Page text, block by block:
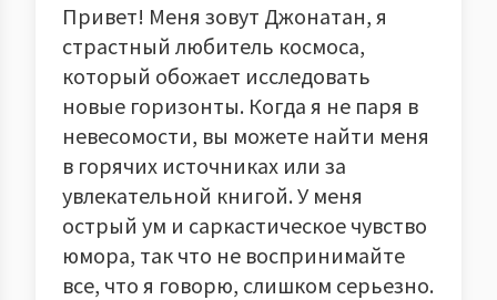
Привет! Меня зовут Джонатан, я
страстный любитель космоса,
который обожает исследовать
новые горизонты. Когда я не паря в
невесомости, вы можете найти меня
в горячих источниках или за
увлекательной книгой. У меня
острый ум и саркастическое чувство
юмора, так что не воспринимайте
все, что я говорю, слишком серьезно.